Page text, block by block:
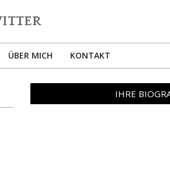
ÜBER MICH KONTAKT
IHRE